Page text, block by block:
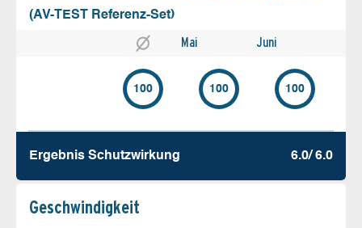
(AV-TEST Referenz-Set)
Mai Juni
100 100 100
Ergebnis Schutz­wirkung 6.0/ 6.0
Geschw­indigkeit